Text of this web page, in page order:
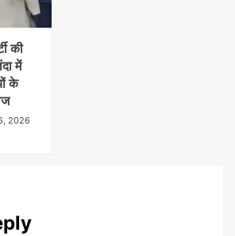
की
में
के
2026